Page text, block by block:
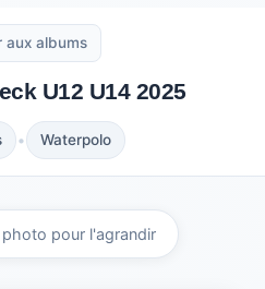
Faire un don
aux albums
U12 U14 2025
• Waterpolo
photo pour l'agrandir